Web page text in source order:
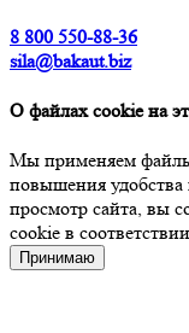
8 800 550-88-36
sila@bakaut.biz
О файлах cookie на
Мы применяем
повышения
просмотр сайта, вы
cookie в
Принимаю